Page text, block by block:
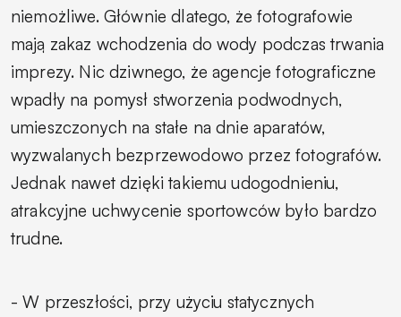
niemożliwe. Głównie dlatego, że fotografowie
mają zakaz wchodzenia do wody podczas trwania
imprezy. Nic dziwnego, że agencje fotograficzne
wpadły na pomysł stworzenia podwodnych,
umieszczonych na stałe na dnie aparatów,
wyzwalanych bezprzewodowo przez fotografów.
Jednak nawet dzięki takiemu udogodnieniu,
atrakcyjne uchwycenie sportowców było bardzo
trudne.
-W przeszłości, przy użyciu statycznych